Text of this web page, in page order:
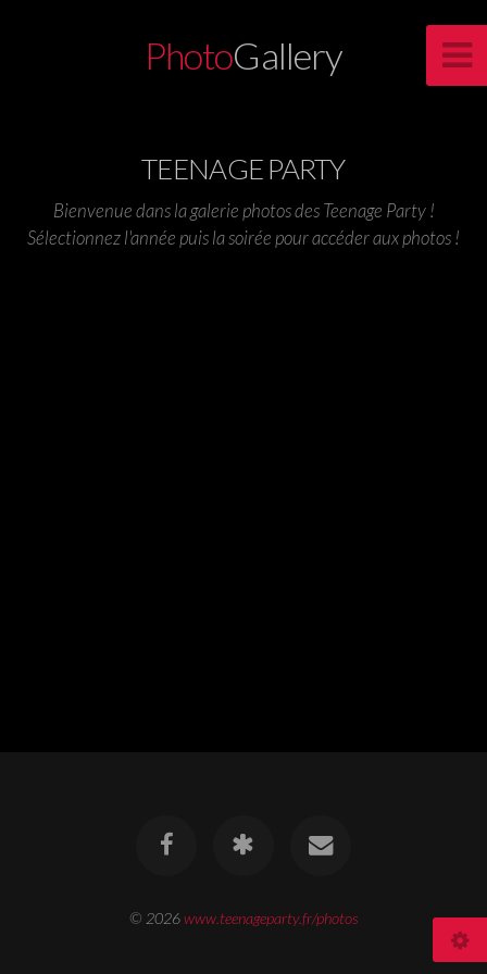
PhotoGallery
TEENAGE PARTY
Bienvenue dans la galerie photos des Teenage Party !
Sélectionnez l'année puis la soirée pour accéder aux photos !
© 2026www.teenageparty.fr/photos